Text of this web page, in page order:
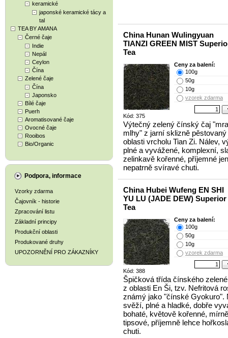
keramické
japonské keramické tácy a
tal
TEA BY AMANA
Černé čaje
Indie
Nepál
Ceylon
Čína
Zelené čaje
Čína
Japonsko
Bílé čaje
Puerh
Aromatisované čaje
Ovocné čaje
Rooibos
Bio/Organic
Podpora, informace
Vzorky zdarma
Čajovník - historie
Zpracování listu
Základní principy
Produkční oblasti
Produkované druhy
UPOZORNĚNÍ PRO ZÁKAZNÍKY
China Hunan Wulingyuan
TIANZI GREEN MIST
Tea
Kód: 375
Ceny za balení:
100g
50g
10g
vzorek zdarma
Výtečný zelený čínský čaj
mlhy" z jarní sklizně
oblasti vrcholu Tian Zi. Nálev,
plné a vyvážené, komplexní,
zelinkavě kořenné, příjemné jen
nepatrně svíravé chuti.
China Hubei Wufeng EN SHI
YU LU (JADE DEW)
Tea
Kód: 388
Ceny za balení:
100g
50g
10g
vzorek zdarma
Špičková třída čínského
z oblasti En Ši, tzv. Nefritová
známý jako "čínské Gyokuro".
svěží, plné a hladké, dobře
bohaté, květově kořenné, mírně
tipsové, příjemně lehce
chuti.